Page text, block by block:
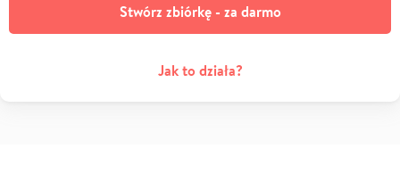
Stwórz zbiórkę - za darmo
Jak to działa?